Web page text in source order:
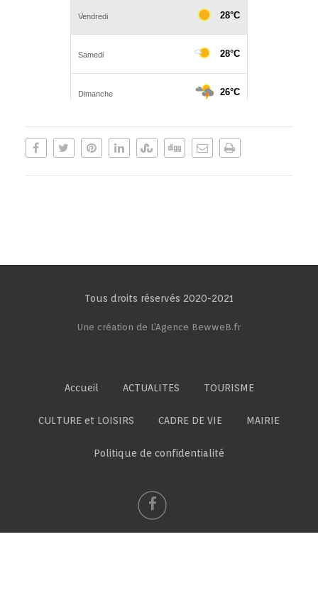
Tous droits réservés 2020-2021
Une création de L'Agence BewweB.fr
Accueil ACTUALITES TOURISME
CULTURE et LOISIRS CADRE DE VIE MAIRIE
Politique de confidentialité